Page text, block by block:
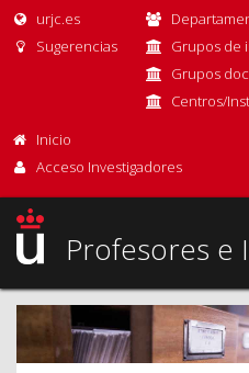
urjc.es
Sugerencias
Grupos de
Grupos
Centros/
Inicio
Acceso Investigadores
Profesores e